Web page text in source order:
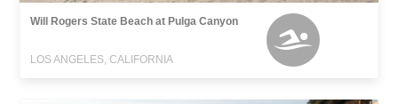
Will Rogers State Beach at Pulga Canyon
LOS ANGELES, CALIFORNIA